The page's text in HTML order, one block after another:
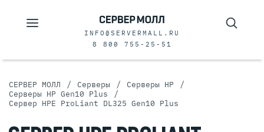
INFO@SERVERMALL.RU
8 800 755-25-51
СЕРВЕР МОЛЛ / Серверы / Серверы HP /
Серверы HP Gen10 Plus /
Сервер HPE ProLiant DL325 Gen10 Plus